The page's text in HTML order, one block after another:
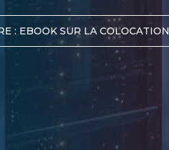
: EBOOK SUR LA COLOCATION